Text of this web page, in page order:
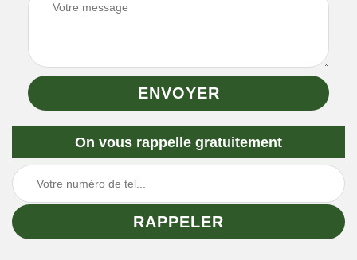
On vous rappelle gratuitement